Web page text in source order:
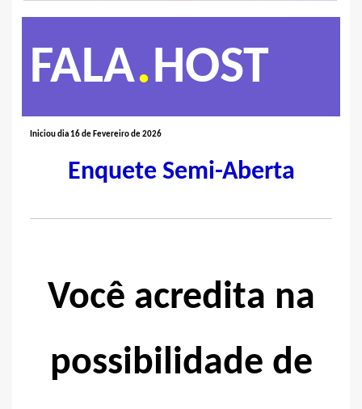
FALA.HOST
Iniciou dia 16 de Fevereiro de 2026
Enquete Semi-Aberta
Você acredita na
possibilidade de